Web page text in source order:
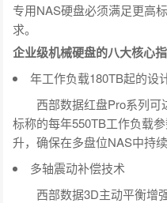
专用NAS硬盘必须满足更高
求。
企业级机械硬盘的八大核心
年工作负载180TB起的设
西部数据红盘Pro系列
标称的每年550TB工作负载
升，确保在多盘位NAS中持续
多轴震动补偿技术
西部数据3D主动平衡增